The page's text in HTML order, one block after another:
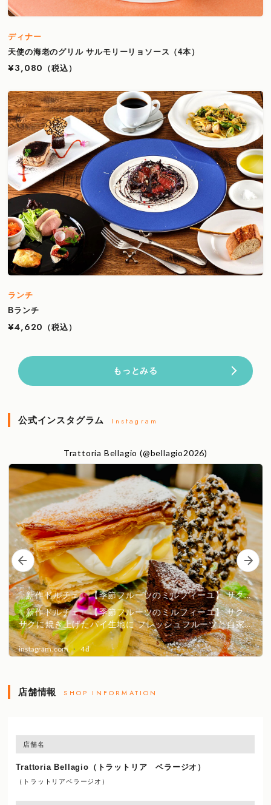
ディナー
天使の海老のグリル サルモリーリョソース（4本）
¥3,080
（税込）
ランチ
Bランチ
¥4,620
（税込）
もっとみる
公式インスタグラム Instagram
店舗情報 SHOP INFORMATION
店舗名
Trattoria Bellagio（トラットリア ベラージオ）
（トラットリアベラージオ）